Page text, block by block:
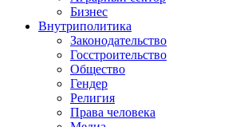
Бизнес
Внутриполитика
Законодательство
Госстроительство
Общество
Гендер
Религия
Права человека